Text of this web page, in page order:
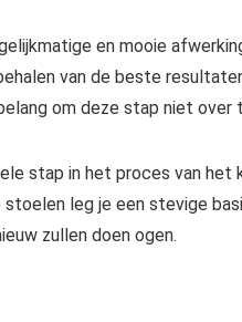
en mooie
van de beste
om deze stap niet over
stap in het proces van het
leg je een stevige
zullen doen ogen.